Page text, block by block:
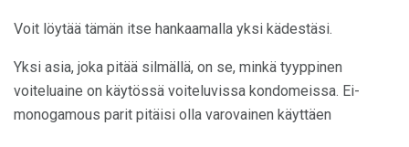
Voit löytää tämän itse hankaamalla yksi kädestäsi.
Yksi asia, joka pitää silmällä, on se, minkä tyyppinen
voiteluaine on käytössä voiteluvissa kondomeissa. Ei-
monogamous parit pitäisi olla varovainen käyttäen